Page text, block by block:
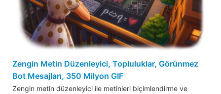
Zengin Metin Düzenleyici, Topluluklar, Görünmez
Bot Mesajları, 350 Milyon GIF
Zengin metin düzenleyici ile metinleri biçimlendirme ve